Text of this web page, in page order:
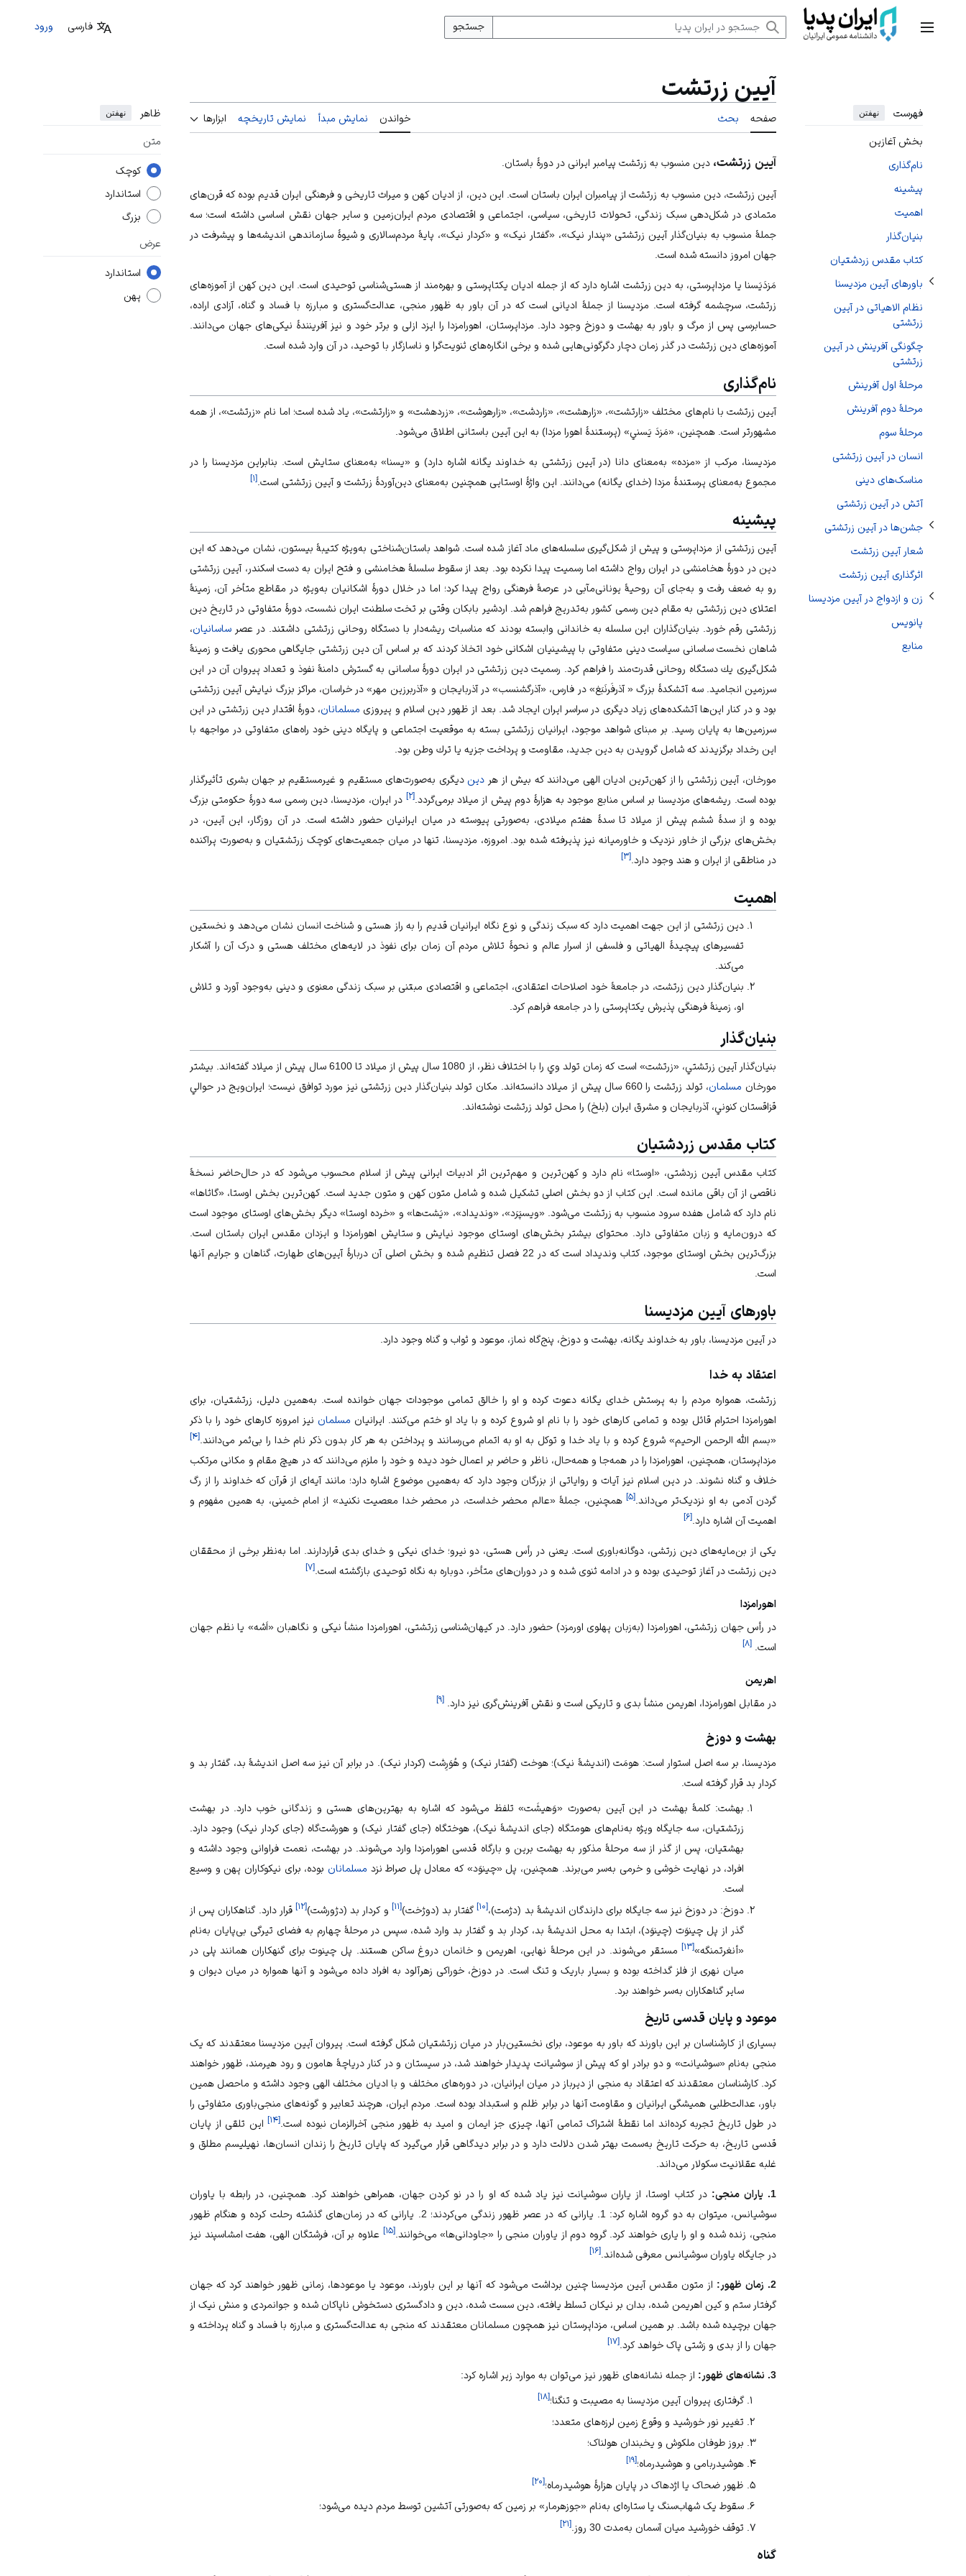
منوی اصلی
جستجو فارسی ورود
فهرست نهفتن
بخش آغازین
نام‌گذاری
پیشینه
اهمیت
بنیان‌گذار
كتاب مقدس زردشتیان
باورهای آیین مزدیسناتغییر وضعیت زیربخش‌های باورهای آیین مزدیسنا
نظام الاهياتی در آیین
زرتشتی
چگونگی آفرینش در آیین
زرتشتی
مرحلۀ اول آفرینش
مرحلۀ دوم آفرینش
مرحلۀ سوم
انسان در آیین زرتشتی
مناسک‌های دينى
آتش در آیین زرتشتی
جشن‌ها در آیین زرتشتی
تغییر وضعیت زیربخش‌های جشن‌ها در آیین زرتشتی
شعار آیین زرتشت
اثرگذاری آیین زرتشت
زن و ازدواج در آیین مزدیسناتغییر وضعیت زیربخش‌های زن و ازدواج در آیین مزدیسنا
پانویس
منابع
آیین زرتشت
صفحه بحث خواندن نمایش مبدأ نمایش تاریخچه ابزارها ظاهر نهفتن
متن
کوچک
استاندارد
بزرگ
عرض
استاندارد
پهن
آیین زرتشت، دین منسوب به زرتشت پیامبر ایرانی در دورۀ باستان.
آیین زرتشت، دین منسوب به زرتشت از پیامبران ایران باستان است. این دین، از ادیان کهن و میراث تاریخی و فرهنگی ایران قدیم بوده که قرن‌های
متمادی در شکل‌دهی سبک زندگی، تحولات تاریخی، سیاسی، اجتماعی و اقتصادی مردم ایران‌زمین و سایر جهان نقش اساسی داشته است؛ سه
جملۀ منسوب به بنیان‌گذار آیین زرتشتی «پندار نیک»، «گفتار نیک» و «کردار نیک»، پایۀ‌ مردم‌سالاری و شیوۀ‌ سازماندهی اندیشه‌ها و پیشرفت در
جهان امروز دانسته شده است.
مَزدَیَسنا یا مزداپرستی، به دین زرتشت اشاره دارد که از جمله ادیان یکتاپرستی و بهره‌مند از هستی‌شناسی توحیدی است. این دین کهن از آموزه‌های
زرتشت، سرچشمه گرفته است. مزدیسنا از جملۀ ادیانی است که در آن باور به ظهور منجی، عدالت‌گستری و مبارزه با فساد و گناه، آزادی اراده،
حسابرسی پس از مرگ و باور به بهشت و دوزخ وجود دارد. مزداپرستان، اهورامزدا را ایزد ازلی و برتر خود و نیز آفرینندۀ نیکی‌های جهان می‌دانند.
آموزه‌های دین زرتشت در گذر زمان دچار دگرگونی‌هایی شده و برخی انگاره‌های ثنویت‌گرا و ناسازگار با توحید، در آن وارد شده است.
نام‌گذاری
آیین زرتشت با نام‌های مختلف «زارتشت»، «زارهشت»، «زاردشت»، «زارهوشت»، «زردهشت» و «زارتشت»، یاد شده است؛ اما نام «زرتشت»، از همه
مشهور‌تر است. همچنین، «مَزدَ يَسني» (پرستندۀ اهورا مزدا) به این آیین باستانی اطلاق می‌شود.
مزدیسنا، مرکب از «مزده» به‌معنای دانا (در آیین زرتشتی به خداوند یگانه اشاره دارد) و «یسنا» به‌معنای ستایش است. بنابراین مزدیسنا را در
مجموع به‌معنای پرستندۀ مزدا (خدای یگانه) می‌دانند. این واژۀ اوستایی همچنین به‌معنای دین‌آوردۀ زرتشت و آیین زرتشتی است.[۱]
پیشینه
آیین زرتشتى از مزداپرستى و پيش از شكل‌گيرى سلسله‌هاى ماد آغاز شده است. شواهد باستان‌شناختی به‌ويژه كتيبۀ بيستون، نشان می‌دهد که این
دین در دورۀ هخامنشی در ایران رواج داشته اما رسمیت پیدا نکرده بود. بعد از سقوط سلسلۀ هخامنشى و فتح ايران به دست اسكندر، آیین زرتشتی
رو به ضعف رفت و به‌جای آن روحیۀ یونانی‌مآبی در عرصۀ فرهنگى رواج پیدا کرد؛ اما در خلال دورۀ اشكانیان به‌ويژه در مقاطع متأخر آن، زمينۀ
اعتلاى دين زرتشتى به مقام دين رسمى كشور به‌تدريج فراهم شد. اردشير بابكان وقتی بر تخت سلطنت ايران نشست، دورۀ متفاوتى در تاريخ دين
زرتشتى رقم خورد. بنيان‌گذاران اين سلسله به خاندانى وابسته بودند كه مناسبات ريشه‌دار با دستگاه روحانى زرتشتى داشتند. در عصر ساسانیان،
شاهان نخست ساسانى سياست دينى متفاوتى با پيشينيان اشكانى خود اتخاذ كردند كه بر اساس آن دين زرتشتى جايگاهى محورى يافت و زمينۀ
شكل‌گيرى يك دستگاه روحانى قدرت‌مند را فراهم كرد. رسميت دين زرتشتى در ايران دورۀ ساسانى به گسترش دامنۀ نفوذ و تعداد پيروان آن در اين
سرزمين انجامید. سه آتشكدۀ بزرگ « آذرفَرنَبَغ» در فارس، «آذرگشنسب» در آذربايجان و «آذربرزين مهر» در خراسان، مراكز بزرگ نيايش آيين زرتشتى
بود و در كنار اين‌ها آتشكده‌هاى زیاد ديگرى در سراسر ايران ايجاد شد. بعد از ظهوردین اسلام و پیروزی مسلمانان، دورۀ اقتدار دين زرتشتى در اين
سرزمين‌ها به پايان رسيد. بر مبناى شواهد موجود، ايرانيان زرتشتى بسته به موقعيت اجتماعى و پايگاه دينى خود راه‌هاى متفاوتى در مواجهه با
اين رخداد برگزيدند كه شامل گرويدن به دين جديد، مقاومت و پرداخت جزيه يا ترك وطن بود.
مورخان، آیین زرتشتی را از کهن‌ترین ادیان الهی می‌دانند که بیش از هر دیندیگری به‌صورت‌های مستقیم و غیرمستقیم بر جهان بشری تأثیرگذار
بوده است. ریشه‌های مزدیسنا بر اساس منابع موجود به هزارۀ دوم پیش از میلاد برمی‌گردد.[۲] در ایران، مزدیسنا، دین رسمی سه دورۀ حکومتی بزرگ
بوده و از سدۀ ششم پیش از میلاد تا سدۀ هفتم میلادی، به‌صورتی پیوسته در میان ایرانیان حضور داشته است. در آن روزگار، این آیین، در
بخش‌های بزرگی از خاور نزدیک و خاورمیانه نیز پذیرفته شده بود. امروزه، مزدیسنا، تنها در میان جمعیت‌های کوچک زرتشتیان و به‌صورت پراکنده
در مناطقی از ایران و هند وجود دارد.[۳]
اهمیت
دین زرتشتی از این جهت اهمیت دارد که سبک زندگی و نوع نگاه ایرانیان قدیم را به راز هستی و شناخت انسان نشان می‌دهد و نخستین
تفسیر‌های پیچیدۀ الهیاتی و فلسفی از اسرار عالم و نحوۀ تلاش مردم آن زمان برای نفوذ در لایه‌های مختلف هستی و درک آن را آشکار
می‌کند.
بنیان‌گذار دین زرتشت، در جامعۀ خود اصلاحات اعتقادی، اجتماعی و اقتصادی مبتنی بر سبک زندگی معنوی و دینی به‌وجود آورد و تلاش
او، زمینۀ فرهنگی پذیرش یکتاپرستی را در جامعهفراهم کرد.
بنیان‌گذار
بنيان‌گذار آيين زرتشتي، «زرتشت» است که زمان تولد وي را با اختلاف نظر، از 1080 سال پيش از ميلاد تا 6100 سال پیش از میلاد گفته‌اند. بيشتر
مورخان مسلمان
، تولد زرتشت را 660 سال پيش از ميلاد دانسته‌اند. مکان تولد بنیان‌گذار دین زرتشتی نیز مورد توافق نیست؛ ايران‌ويج در حوالي
قزاقستان كنوني، آذربايجان و مشرق ايران (بلخ) را محل تولد زرتشت نوشته‌اند.
كتاب مقدس زردشتیان
كتاب مقدس آیین زردشتی، «اوستا» نام دارد و كهن‌ترين و مهم‌ترين اثر ادبيات ايرانى پيش از اسلاممحسوب می‌شود که در حال‌حاضر نسخۀ
ناقصى از آن باقى مانده است. این کتاب از دو بخش اصلى تشكيل شده و شامل متون كهن و متون جديد است. كهن‌ترين بخش اوستا، «گاثاها»
نام دارد که شامل هفده سرود منسوب به زرتشت می‌شود. «ويسپَرَد»، «ونديداد»، «يَشت‌ها» و «خرده اوستا» ديگر بخش‌هاى اوستاى موجود است
كه درون‌مايه و زبان متفاوتى دارد. محتوای بيشتر بخش‌هاى اوستاى موجود نيايش و ستايش اهورامزدا و ايزدان مقدس ايران باستان است.
بزرگ‌ترين بخش اوستاى موجود، كتاب ونديداد است که در 22 فصل تنظیم شده و بخش اصلى آن دربارۀ آيين‌هاى طهارت، گناهان و جرايم آنها
است.
باورهای آیین مزدیسنا
در آیین مزدیسنا، باور به خداوند یگانه، بهشت و دوزخ، پنج‌گاه نماز، موعود و ثواب و گناه وجود دارد.
اعتقاد به خدا
زرتشت، همواره مردم را به پرستش خدای یگانه دعوت کرده و او را خالق تمامی موجودات جهان خوانده است. به‌همین دلیل، زرتشتیان، برای
اهورامزدا احترام قائل بوده و تمامی کارهای خود را با نام او شروع کرده و با یاد او ختم می‌کنند. ایرانیان مسلمان نیز امروزه کارهای خود را با ذکر
«بسم الله الرحمن الرحیم» شروع کرده و با یاد خدا و توکل به او به اتمام می‌رسانند و پرداختن به هر کار بدون ذکر نام خدا را بی‌ثمر می‌دانند. [۴]
مزداپرستان، همچنین، اهورامزدا را در همه‌جا و همه‌حال، ناظر و حاضر بر اعمال خود دیده و خود را ملزم می‌دانند که در هیچ مقام و مکانی مرتکب
خلاف و گناه نشوند. در دین اسلام نیز آیات و روایاتی از بزرگان وجود دارد که به‌همین موضوع اشاره دارد؛ مانند آیه‌ای از قرآن که خداوند را از رگ
گردن آدمی به او نزدیک‌تر می‌داند.[۵] همچنین، جملۀ «عالم محضر خداست، در محضر خدا معصیت نکنید» از امام خمینی، به همین مفهوم و
اهمیت آن اشاره دارد. [۶]
یکی از بن‌مایه‌های دین زرتشی، دوگانه‌باوری است. یعنی در رأس هستی، دو نیرو؛ خدای نیکی و خدای بدی قراردارند. اما به‌نظر برخی از محققان
دین زرتشت در آغاز توحیدی بوده و در ادامه ثنوی شده و در دوران‌های متأخر، دوباره به نگاه توحیدی بازگشته است. [۷]
اهورامزدا
در رأس جهان زرتشتى، اهورامزدا (به‌زبان پهلوى اورمزد) حضور دارد. در كيهان‌شناسى زرتشتى، اهورامزدا منشأ نيكى و نگاهبان «اَشه» يا نظم جهان
است.
[۸]
اهریمن
در مقابل اهورامزدا، اهريمن منشأ بدى و تاريكى است و نقش آفرينش‌گرى نيز دارد.
[۹]
بهشت و دوزخ
مزدیسنا، بر سه اصل استوار است: هومَت (اندیشۀ نیک)؛ هوخت (گفتار نیک) و هُوَرِشت (کردار نیک). در برابر آن نیز سه اصل اندیشۀ بد، گفتار بد و
کردار بد قرار گرفته است.
بهشت: کلمۀ بهشت در این آیین به‌صورت «وَهیشَت» تلفظ می‌شود که اشاره به بهترین‌های هستی و زندگانی خوب دارد. در بهشت
زرتشتیان، سه جایگاه ویژه به‌نام‌های هومتگاه (جای اندیشۀ نیک)، هوختگاه (جای گفتار نیک) و هورشت‌گاه (جای کردار نیک) وجود دارد.
بهشتیان، پس از گذر از سه مرحلۀ مذکور به بهشت برین و بارگاه قدسی اهورامزدا وارد می‌شوند. در بهشت، نعمت فراوانی وجود داشته و
افراد، در نهایت خوشی و خرمی به‌سر می‌برند. همچنین، پل «چینوَد» که معادل پل صراط نزد مسلمانان بوده، برای نیکوکاران پهن و وسیع
است.
دوزخ: در دوزخ نیز سه جایگاه برای دارندگان اندیشۀ بد (دژمت)،[۱۰]گفتار بد (دوژخت)[۱۱] و کردار بد (دژورشت)[۱۲] قرار دارد. گناهکاران پس از
گذر از پل چینوَت (چینوَد)، ابتدا به محل اندیشۀ بد، کردار بد و گفتار بد وارد شده، سپس در مرحلۀ چهارم به فضای تیرگی بی‌پایان به‌نام
«أنغرتمنگه»[۱۳]مستقر می‌شوند. در این مرحلۀ نهایی، اهریمن و خانمان دروغ ساکن هستند. پل چینوت برای گنهکاران همانند پلی در
میان نهری از فلز گداخته بوده و بسیار باریک و تنگ است. در دوزخ، خوراکی زهرآلود به افراد داده می‌شود و آنها همواره در میان دیوان و
سایر گناهکاران به‌سر خواهند برد.
موعود و پایان قدسی تاریخ
بسیاری از کارشناسان بر این باورند که باور به موعود، برای نخستین‌بار در میان زرتشتیان شکل گرفته است. پیروان آیین مزدیسنا معتقدند که یک
منجی به‌نام «سوشیانت» و دو برادر او که پیش از سوشیانت پدیدار خواهند شد، در سیستان و در کنار دریاچۀ هامون و رود هیرمند، ظهور خواهند
کرد. کارشناسان معتقدند که اعتقاد به منجی از دیرباز در میان ایرانیان، در دوره‌های مختلف و با ادیان مختلف الهی وجود داشته و ماحصل همین
باور، عدالت‌طلبی همیشگی ایرانیان و مقاومت آنها در برابر ظلم و استبداد بوده است. مردم ایران، هرچند تعابیر و گونه‌های منجی‌باوری متفاوتی را
در طول تاریخ تجربه کرده‌اند اما نقطۀ اشتراک تمامی آنها، چیزی جز ایمان و امید به ظهور منجی آخرالزمان نبوده است.[۱۴]این تلقی از پایان
قدسی تاریخ، به حرکت تاریخ به‌سمت بهتر شدن دلالت دارد و در برابر دیدگاهی قرار می‌گیرد که پایان تاریخ را زندان انسان‌ها، نهیلیسم مطلق و
غلبه عقلانیت سکولار می‌داند.
1. یاران منجی:
در کتاب اوستا، از یاران سوشیانت نیز یاد شده که او را در نو کردن جهان، همراهی خواهند کرد. همچنین، در رابطه با یاوران
سوشیانس، میتوان به دو گروه اشاره کرد: 1. یارانی که در عصر ظهور زندگی می‌کردند؛ 2. یارانی که در زمان‌های گذشته رحلت کرده و هنگام ظهور
منجی، زنده شده و او را یاری خواهند کرد. گروه دوم از یاوران منجی را «جاودانی‌ها» می‌خوانند.[۱۵] علاوه بر آن، فرشتگان الهی، هفت امشاسپند نیز
در جایگاه یاوران سوشیانس معرفی شده‌اند.[۱۶]
2. زمان ظهور:
از متون مقدس آیین مزدیسنا چنین برداشت می‌شود که آنها بر این باورند، موعود یا موعودها، زمانی ظهور خواهند کرد که جهان
گرفتار ستم و کین اهریمن شده، بدان بر نیکان تسلط یافته، دین سست شده، دین و دادگستری دستخوش ناپاکان شده و جوانمردی و منش نیک از
جهان برچیده شده باشد. بر همین اساس، مزداپرستان نیز همچون مسلمانان معتقدند که منجی به عدالت‌گستری و مبارزه با فساد و گناه پرداخته و
جهان را از بدی و زشتی پاک خواهد کرد.[۱۷]
3. نشانه‌های ظهور: از جمله نشانه‌های ظهور نیز می‌توان به موارد زیر اشاره کرد:
گرفتاری پیروان آیین مزدیسنا به مصیبت و تنگنا؛[۱۸]
تغییر نور خورشید و وقوع زمین لرزه‌های متعدد؛
بروز طوفان ملکوش و یخبندان هولناک؛
هوشیدربامی و هوشیدرماه؛[۱۹]
ظهور ضحاک یا اژدهاک در پایان هزارۀ هوشیدرماه؛[۲۰]
سقوط یک شهاب‌سنگ یا ستاره‌ای به‌نام «جوزهرمار» بر زمین که به‌صورتی آتشین توسط مردم دیده می‌شود؛
توقف خورشید میان آسمان به‌مدت 30 روز.
[۲۱]
گناه